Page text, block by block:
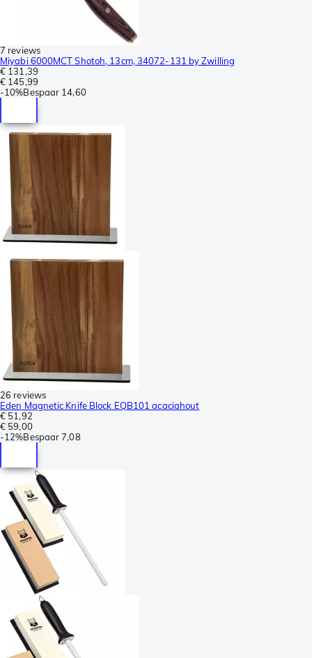
7 reviews
Miyabi 6000MCT Shotoh, 13cm, 34072-131 by Zwilling
€ 131,39
€ 145,99
-10%Bespaar 14,60
26 reviews
Eden Magnetic Knife Block EQB101 acaciahout
€ 51,92
€ 59,00
-12%Bespaar 7,08